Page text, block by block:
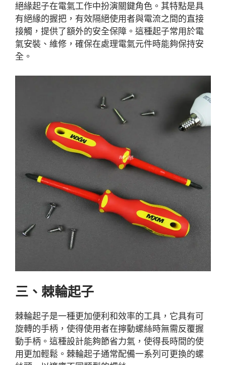
絕緣起子在電氣工作中扮演關鍵角色。其特點是具
有絕緣的握把，有效隔絕使用者與電流之間的直接
接觸，提供了額外的安全保障。這種起子常用於電
氣安裝、維修，確保在處理電氣元件時能夠保持安
全。
三、棘輪起子
棘輪起子是一種更加便利和效率的工具，它具有可
旋轉的手柄，使得使用者在擰動螺絲時無需反覆握
動手柄。這種設計能夠節省力氣，使得長時間的使
用更加輕鬆。棘輪起子通常配備一系列可更換的螺